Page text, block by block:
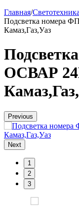
Главная/Светотехника
Подсветка номера
Камаз,Газ,Уаз
ОСВАР
Previous
Next
1
2
3